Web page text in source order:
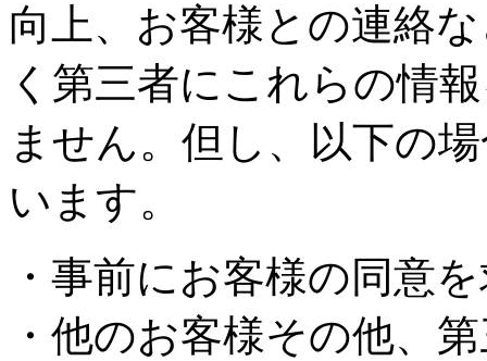
向上、お客様との連絡
く第三者にこれらの情
ません。但し、以下の
います。
・事前にお客様の同意
・他のお客様その他、